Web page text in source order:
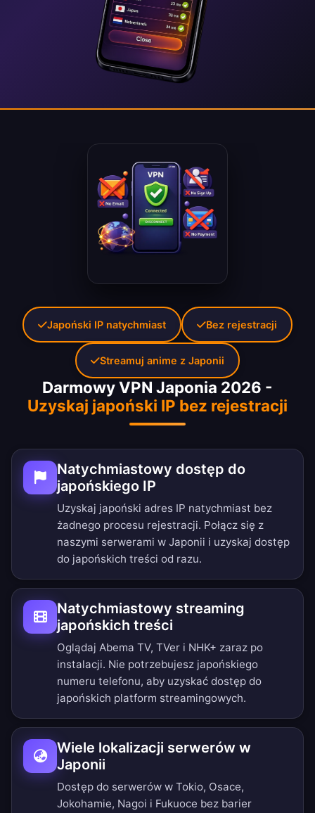
Darmowy VPN Japonia 2026 -
Uzyskaj japoński IP bez rejestracji
Natychmiastowy dostęp do
japońskiego IP
Uzyskaj japoński adres IP natychmiast bez
żadnego procesu rejestracji. Połącz się z
naszymi serwerami w Japonii i uzyskaj dostęp
do japońskich treści od razu.
Natychmiastowy streaming
japońskich treści
Oglądaj Abema TV, TVer i NHK+ zaraz po
instalacji. Nie potrzebujesz japońskiego
numeru telefonu, aby uzyskać dostęp do
japońskich platform streamingowych.
Wiele lokalizacji serwerów w
Japonii
Dostęp do serwerów w Tokio, Osace,
Jokohamie, Nagoi i Fukuoce bez barier
Japoński IP natychmiast Bez rejestracji
Streamuj anime z Japonii